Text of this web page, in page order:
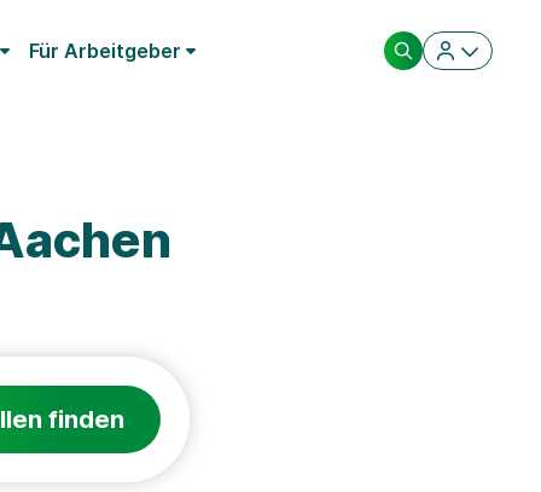
Für Arbeitgeber
finden